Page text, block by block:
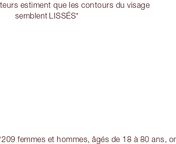
estiment que les contours du visage
semblent LISSÉS*
femmes et hommes, âgés de 18 à 80 ans,